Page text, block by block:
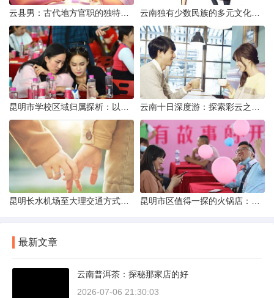
最新文章
云南普洱茶：探秘那家店的好
2026-07-06 21:30:03